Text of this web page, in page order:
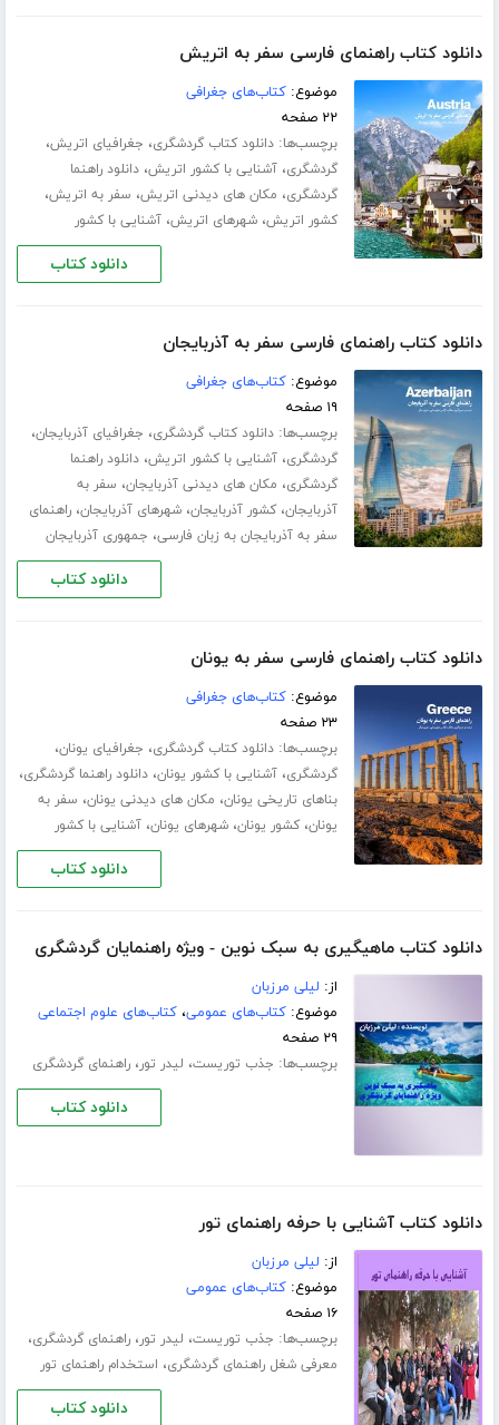
دانلود کتاب راهنمای فارسی سفر به اتریش
موضوع:کتاب‌های جغرافی
۲۲ صفحه
برچسب‌ها:دانلود کتاب گردشگری، جغرافیای اتریش،
گردشگری،آشنایی با کشور اتریش،دانلود راهنما
گردشگری، مکان های دیدنی اتریش، سفر به اتریش،
کشور اتریش،شهرهای اتریش،آشنایی با کشور
دانلود کتاب
دانلود کتاب راهنمای فارسی سفر به آذربایجان
موضوع:کتاب‌های جغرافی
۱۹ صفحه
برچسب‌ها:دانلود کتاب گردشگری، جغرافیای آذربایجان،
گردشگری،آشنایی با کشور اتریش،دانلود راهنما
گردشگری، مکان های دیدنی آذربایجان، سفر به
آذربایجان،کشور آذربایجان،شهرهای آذربایجان،راهنمای
سفر به آذربایجان به زبان فارسی، جمهوری آذربایجان
دانلود کتاب
دانلود کتاب راهنمای فارسی سفر به یونان
موضوع:کتاب‌های جغرافی
۲۳ صفحه
برچسب‌ها:دانلود کتاب گردشگری، جغرافیای یونان،
گردشگری،آشنایی با کشور یونان،دانلود راهنما گردشگری،
بناهای تاریخی یونان، مکان های دیدنی یونان، سفر به
یونان،کشور یونان،شهرهای یونان،آشنایی با کشور
دانلود کتاب
دانلود کتاب ماهیگیری به سبک نوین - ویژه راهنمایان گردشگری
از: لیلی مرزبان
موضوع:کتاب‌های عمومی،کتاب‌های علوم اجتماعی
۲۹ صفحه
برچسب‌ها: جذب توریست، لیدر تور،راهنمای گردشگری
دانلود کتاب
دانلود کتاب آشنایی با حرفه راهنمای تور
از: لیلی مرزبان
موضوع:کتاب‌های عمومی
۱۶ صفحه
برچسب‌ها: جذب توریست، لیدر تور،راهنمای گردشگری،
معرفی شغل راهنمای گردشگری، استخدام راهنمای تور
دانلود کتاب